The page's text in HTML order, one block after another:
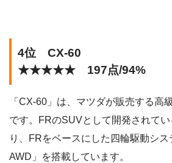
4位 CX-60
★★★★★ 197点/94%
「CX-60」は、マツダが販売する高
です。FRのSUVとして開発されて
り、FRをベースにした四輪駆動シ
AWD」を搭載しています。